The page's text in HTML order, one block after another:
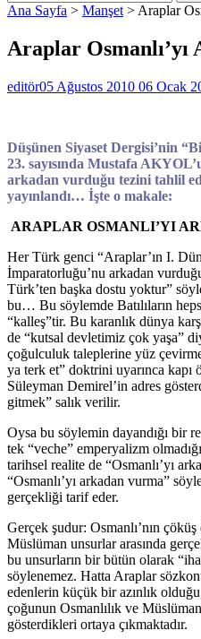
Ana Sayfa > Manşet > Araplar
Araplar
editör05 Ağustos 2010 06 Ocak
Düşünen Siyaset Dergisi’nin
23. sayısında Mustafa
arkadan vurduğu tezini tahlil
yayınlandı… İşte o makale:
ARAPLAR OSMANLI’YI
Her Türk genci “Araplar’ın I.
İmparatorluğu’nu arkadan
Türk’ten başka dostu yoktur”
bu… Bu söylemde Batılıların
“kalleş”tir. Bu karanlık dünya
de “kutsal devletimiz çok yaşa”
çoğulculuk taleplerine yüz
ya terk et” doktrini uyarınca kapı
Süleyman Demirel’in adres
gitmek” salık verilir.
Oysa bu söylemin dayandığı bir
tek “veche” emperyalizm
tarihsel realite de “Osmanlı’yı
“Osmanlı’yı arkadan vurma”
gerçekliği tarif eder.
Gerçek şudur: Osmanlı’nın
Müslüman unsurlar arasında
bu unsurların bir bütün olarak
söylenemez. Hatta Araplar
edenlerin küçük bir azınlık
çoğunun Osmanlılık ve
gösterdikleri ortaya çıkmaktadır.